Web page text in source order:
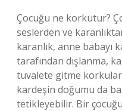
Çocuğu ne korkutur?
seslerden ve
karanlık, anne babayı
tarafından dışlanma,
tuvalete gitme
kardeşin doğumu da
tetikleyebilir. Bir